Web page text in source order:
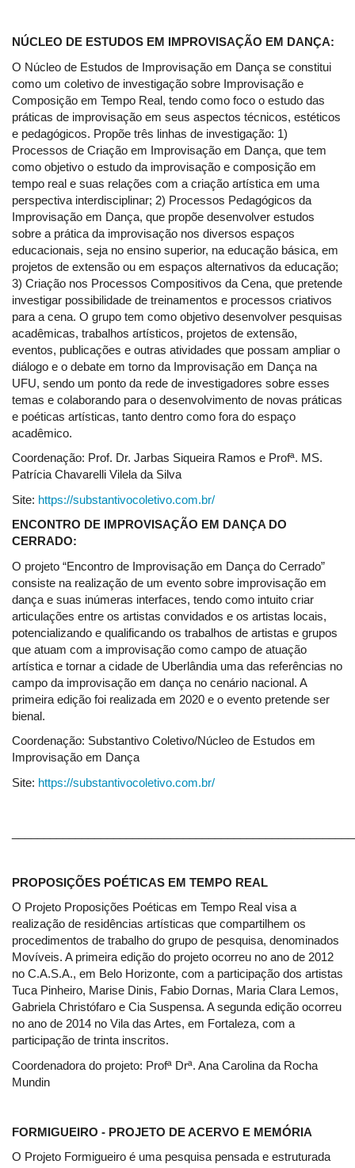
NÚCLEO DE ESTUDOS EM IMPROVISAÇÃO EM DANÇA:
O Núcleo de Estudos de Improvisação em Dança se constitui
como um coletivo de investigação sobre Improvisação e
Composição em Tempo Real, tendo como foco o estudo das
práticas de improvisação em seus aspectos técnicos, estéticos
e pedagógicos. Propõe três linhas de investigação: 1)
Processos de Criação em Improvisação em Dança, que tem
como objetivo o estudo da improvisação e composição em
tempo real e suas relações com a criação artística em uma
perspectiva interdisciplinar; 2) Processos Pedagógicos da
Improvisação em Dança, que propõe desenvolver estudos
sobre a prática da improvisação nos diversos espaços
educacionais, seja no ensino superior, na educação básica, em
projetos de extensão ou em espaços alternativos da educação;
3) Criação nos Processos Compositivos da Cena, que pretende
investigar possibilidade de treinamentos e processos criativos
para a cena. O grupo tem como objetivo desenvolver pesquisas
acadêmicas, trabalhos artísticos, projetos de extensão,
eventos, publicações e outras atividades que possam ampliar o
diálogo e o debate em torno da Improvisação em Dança na
UFU, sendo um ponto da rede de investigadores sobre esses
temas e colaborando para o desenvolvimento de novas práticas
e poéticas artísticas, tanto dentro como fora do espaço
acadêmico.
Coordenação: Prof. Dr. Jarbas Siqueira Ramos e Profª. MS.
Patrícia Chavarelli Vilela da Silva
Site: https://substantivocoletivo.com.br/
ENCONTRO DE IMPROVISAÇÃO EM DANÇA DO
CERRADO:
O projeto “Encontro de Improvisação em Dança do Cerrado”
consiste na realização de um evento sobre improvisação em
dança e suas inúmeras interfaces, tendo como intuito criar
articulações entre os artistas convidados e os artistas locais,
potencializando e qualificando os trabalhos de artistas e grupos
que atuam com a improvisação como campo de atuação
artística e tornar a cidade de Uberlândia uma das referências no
campo da improvisação em dança no cenário nacional. A
primeira edição foi realizada em 2020 e o evento pretende ser
bienal.
Coordenação: Substantivo Coletivo/Núcleo de Estudos em
Improvisação em Dança
Site: https://substantivocoletivo.com.br/
PROPOSIÇÕES POÉTICAS EM TEMPO REAL
O Projeto Proposições Poéticas em Tempo Real visa a
realização de residências artísticas que compartilhem os
procedimentos de trabalho do grupo de pesquisa, denominados
Movíveis. A primeira edição do projeto ocorreu no ano de 2012
no C.A.S.A., em Belo Horizonte, com a participação dos artistas
Tuca Pinheiro, Marise Dinis, Fabio Dornas, Maria Clara Lemos,
Gabriela Christófaro e Cia Suspensa. A segunda edição ocorreu
no ano de 2014 no Vila das Artes, em Fortaleza, com a
participação de trinta inscritos.
Coordenadora do projeto: Profª Drª. Ana Carolina da Rocha
Mundin
FORMIGUEIRO - PROJETO DE ACERVO E MEMÓRIA
O Projeto Formigueiro é uma pesquisa pensada e estruturada